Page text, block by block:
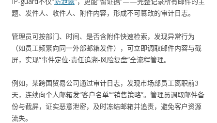
题、发件人、收件人、附件内容，形成不可篡改的审计日志。
管理员可按部门、时间、是否含附件快速检索，发现异常行为
（如员工频繁向同一外部邮箱发件），可立即调取邮件内容与截
屏，实现“事件定位-责任追溯-风险复盘”全流程管理。
例如，某跨国贸易公司通过审计日志，发现市场部员工离职前3
天，连续向个人邮箱发“客户名单”“销售策略”。管理员调取邮件备
份与截屏，证实恶意泄密，及时冻结邮箱并追责，避免客户资源
流失。